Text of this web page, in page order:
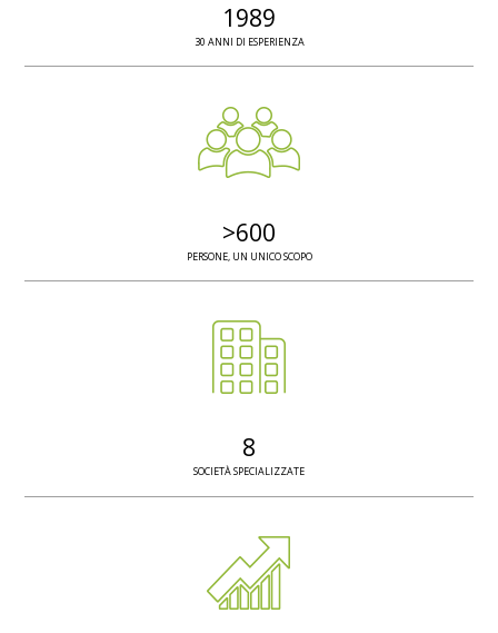
1989
30 ANNI DI ESPERIENZA
>600
PERSONE, UN UNICO SCOPO
8
SOCIETÀ SPECIALIZZATE